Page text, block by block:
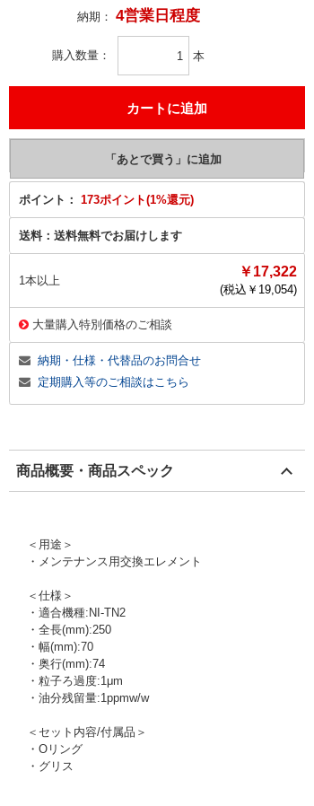
納期： 4営業日程度
購入数量 本
ポイント： 173ポイント(1%還元)
送料： 送料無料でお届けします
1本以上
￥17,322
(税込￥ 19,054)
大量購入特別価格のご相談
納期・仕様・代替品のお問合せ
定期購入等のご相談はこちら
商品概要・商品スペック
＜用途＞
・メンテナンス用交換エレメント
＜仕様＞
・適合機種:NI-TN2
・全長(mm):250
・幅(mm):70
・奥行(mm):74
・粒子ろ過度:1μm
・油分残留量:1ppmw/w
＜セット内容/付属品＞
・Oリング
・グリス